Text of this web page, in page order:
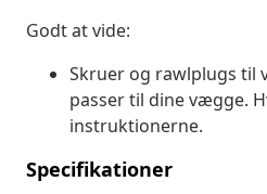
Godt at vide:
Skruer og rawlplugs til
passer til dine vægge.
instruktionerne.
Specifikationer